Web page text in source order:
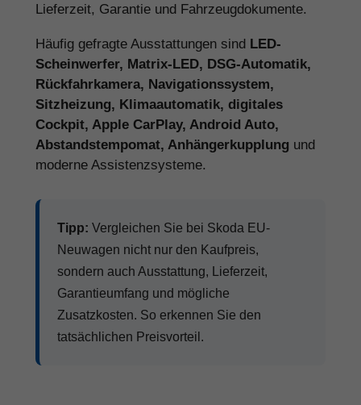
Lieferzeit, Garantie und Fahrzeugdokumente.
Häufig gefragte Ausstattungen sind LED-
Scheinwerfer, Matrix-LED, DSG-Automatik,
Rückfahrkamera, Navigationssystem,
Sitzheizung, Klimaautomatik, digitales
Cockpit, Apple CarPlay, Android Auto,
Abstandstempomat, Anhängerkupplung und
moderne Assistenzsysteme.
Tipp: Vergleichen Sie bei Skoda EU-
Neuwagen nicht nur den Kaufpreis,
sondern auch Ausstattung, Lieferzeit,
Garantieumfang und mögliche
Zusatzkosten. So erkennen Sie den
tatsächlichen Preisvorteil.